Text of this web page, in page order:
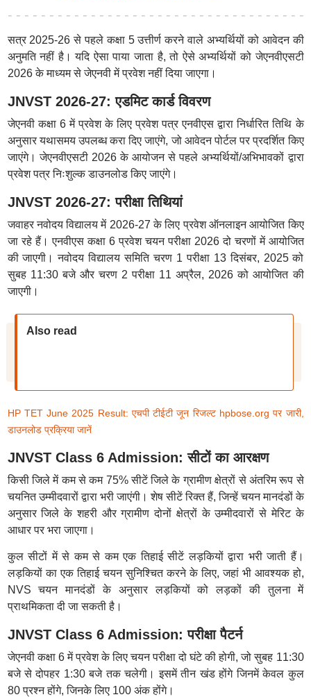
सत्र 2025-26 से पहले कक्षा 5 उत्तीर्ण करने वाले अभ्यर्थियों को आवेदन की
अनुमति नहीं है। यदि ऐसा पाया जाता है, तो ऐसे अभ्यर्थियों को जेएनवीएसटी
2026 के माध्यम से जेएनवी में प्रवेश नहीं दिया जाएगा।
JNVST 2026-27: एडमिट कार्ड विवरण
जेएनवी कक्षा 6 में प्रवेश के लिए प्रवेश पत्र एनवीएस द्वारा निर्धारित तिथि के
अनुसार यथासमय उपलब्ध करा दिए जाएंगे, जो आवेदन पोर्टल पर प्रदर्शित किए
जाएंगे। जेएनवीएसटी 2026 के आयोजन से पहले अभ्यर्थियों/अभिभावकों द्वारा
प्रवेश पत्र निःशुल्क डाउनलोड किए जाएंगे।
JNVST 2026-27: परीक्षा तिथियां
जवाहर नवोदय विद्यालय में 2026-27 के लिए प्रवेश ऑनलाइन आयोजित किए
जा रहे हैं। एनवीएस कक्षा 6 प्रवेश चयन परीक्षा 2026 दो चरणों में आयोजित
की जाएगी। नवोदय विद्यालय समिति चरण 1 परीक्षा 13 दिसंबर, 2025 को
सुबह 11:30 बजे और चरण 2 परीक्षा 11 अप्रैल, 2026 को आयोजित की
जाएगी।
Also read
HP TET June 2025 Result: एचपी टीईटी जून रिजल्ट hpbose.org पर जारी,
डाउनलोड प्रक्रिया जानें
JNVST Class 6 Admission: सीटों का आरक्षण
किसी जिले में कम से कम 75% सीटें जिले के ग्रामीण क्षेत्रों से अंतरिम रूप से
चयनित उम्मीदवारों द्वारा भरी जाएंगी। शेष सीटें रिक्त हैं, जिन्हें चयन मानदंडों के
अनुसार जिले के शहरी और ग्रामीण दोनों क्षेत्रों के उम्मीदवारों से मेरिट के
आधार पर भरा जाएगा।
कुल सीटों में से कम से कम एक तिहाई सीटें लड़कियों द्वारा भरी जाती हैं।
लड़कियों का एक तिहाई चयन सुनिश्चित करने के लिए, जहां भी आवश्यक हो,
NVS चयन मानदंडों के अनुसार लड़कियों को लड़कों की तुलना में
प्राथमिकता दी जा सकती है।
JNVST Class 6 Admission: परीक्षा पैटर्न
जेएनवी कक्षा 6 में प्रवेश के लिए चयन परीक्षा दो घंटे की होगी, जो सुबह 11:30
बजे से दोपहर 1:30 बजे तक चलेगी। इसमें तीन खंड होंगे जिनमें केवल कुल
80 प्रश्न होंगे, जिनके लिए 100 अंक होंगे।